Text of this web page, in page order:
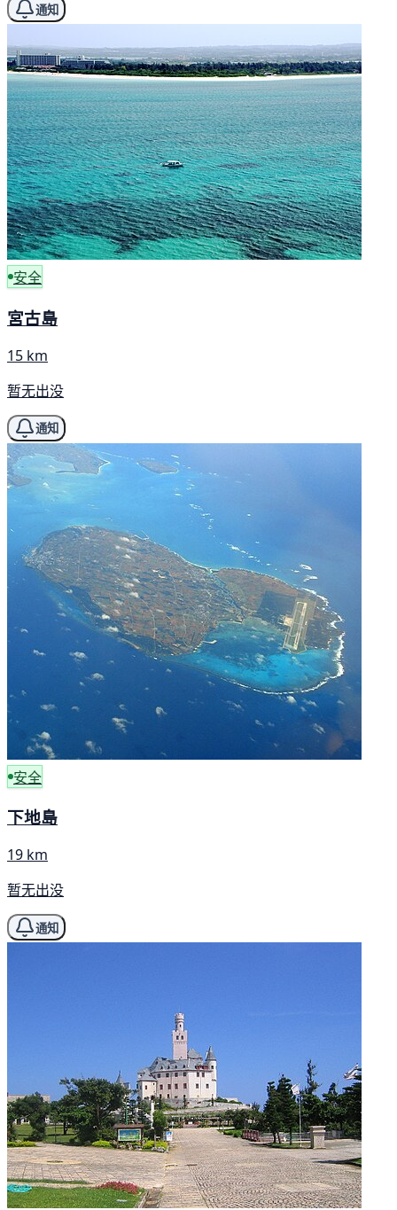
通知
安全
宮古島
15 km
暂无出没
通知
安全
下地島
19 km
暂无出没
通知